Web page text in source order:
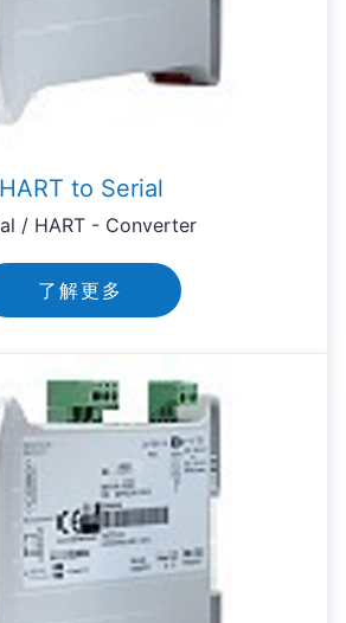
HART to Serial
/ HART - Converter
了解更多